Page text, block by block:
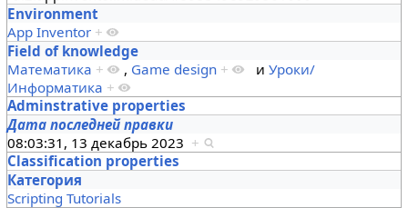
Environment
App Inventor +
Field of knowledge
Математика + , Game design + и Уроки/
Информатика +
Adminstrative properties
Дата последней правки
08:03:31, 13 декабрь 2023 +
Classification properties
Категория
Scripting Tutorials